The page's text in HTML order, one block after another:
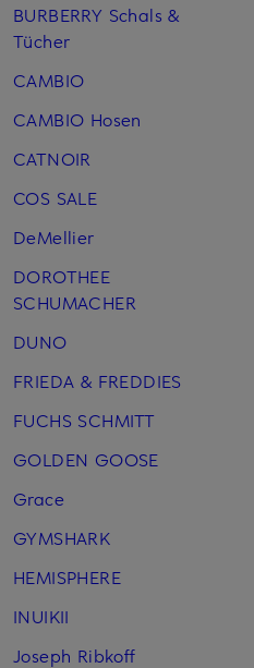
BURBERRY Schals &
Tücher
CAMBIO
CAMBIO Hosen
CATNOIR
COS SALE
DeMellier
DOROTHEE
SCHUMACHER
DUNO
FRIEDA & FREDDIES
FUCHS SCHMITT
GOLDEN GOOSE
Grace
GYMSHARK
HEMISPHERE
INUIKII
Joseph Ribkoff